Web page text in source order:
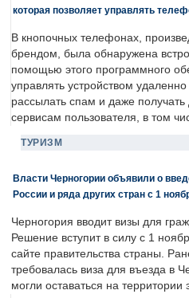
которая позволяет управлять
В кнопочных телефонах,
брендом, была обнаружена
помощью этого программного
управлять устройством
рассылать спам и даже
сервисам пользователя, в том
ТУРИЗМ
Власти Черногории объявили о
России и ряда других стран с 1
Черногория вводит визы для
Решение вступит в силу с 1
сайте правительства страны.
требовалась виза для въезда в
могли оставаться на